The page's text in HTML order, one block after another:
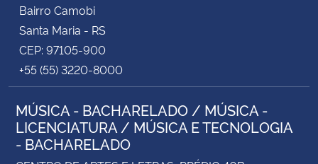
Bairro Camobi
Santa Maria - RS
CEP: 97105-900
+55 (55) 3220-8000
MÚSICA - BACHARELADO / MÚSICA -
LICENCIATURA / MÚSICA E TECNOLOGIA
- BACHARELADO